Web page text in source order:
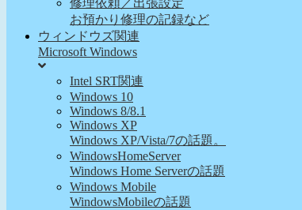
修理依頼／出張設定
お預かり修理の記録など
ウィンドウズ関連
Microsoft Windows
Intel SRT関連
Windows 10
Windows 8/8.1
Windows XP
Windows XP/Vista/7の話題。
WindowsHomeServer
Windows Home Serverの話題
Windows Mobile
WindowsMobileの話題